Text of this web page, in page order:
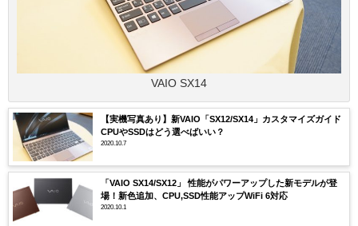
VAIO SX14
【実機写真あり】新VAIO「SX12/SX14」カスタマイズガイド
CPUやSSDはどう選べばいい？
2020.10.7
「VAIO SX14/SX12」 性能がパワーアップした新モデルが登
場！新色追加、CPU,SSD性能アップWiFi 6対応
2020.10.1